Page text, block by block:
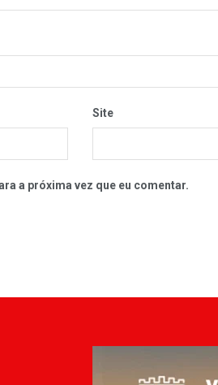
Site
a próxima vez que eu comentar.